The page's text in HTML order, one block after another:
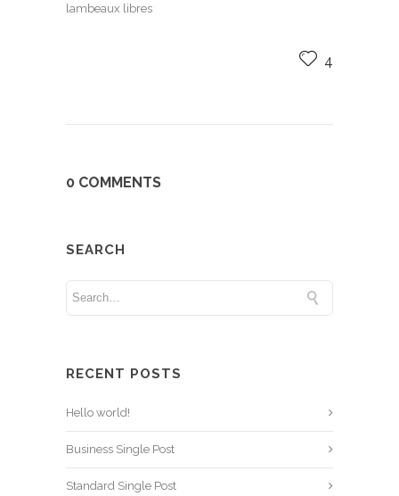
lambeaux libres
4
0 COMMENTS
SEARCH
RECENT POSTS
Hello world!
Business Single Post
Standard Single Post